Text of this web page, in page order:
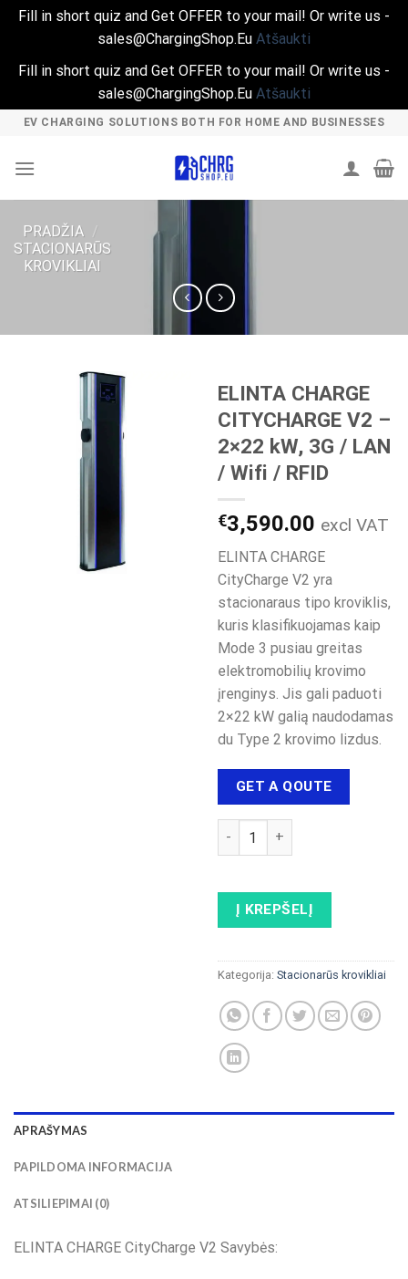
Fill in short quiz and Get OFFER to your mail! Or write us -
sales@ChargingShop.Eu Atšaukti
Fill in short quiz and Get OFFER to your mail! Or write us -
sales@ChargingShop.Eu Atšaukti
Skip
content
EV CHARGING SOLUTIONS BOTH FOR HOME AND BUSINESSES
PRADŽIA /
STACIONARŪS
KROVIKLIAI
ELINTA CHARGE
CITYCHARGE V2 –
2×22 kW, 3G / LAN
/ Wifi / RFID
€3,590.00 excl VAT
ELINTA CHARGE
CityCharge V2 yra
stacionaraus tipo kroviklis,
kuris klasifikuojamas kaip
Mode 3 pusiau greitas
elektromobilių krovimo
įrenginys. Jis gali paduoti
2×22 kW galią naudodamas
du Type 2 krovimo lizdus.
GET A QOUTE
produkto kiekis: ELINTA
Į KREPŠELĮ
Kategorija: Stacionarūs krovikliai
APRAŠYMAS
PAPILDOMA INFORMACIJA
ATSILIEPIMAI (0)
ELINTA CHARGE CityCharge V2 Savybės: